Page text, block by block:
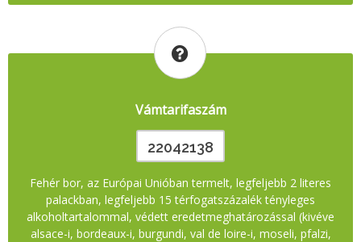
Vámtarifaszám
22042138
Fehér bor, az Európai Unióban termelt, legfeljebb 2 literes
palackban, legfeljebb 15 térfogatszázalék tényleges
alkoholtartalommal, védett eredetmeghatározással (kivéve
alsace-i, bordeaux-i, burgundi, val de loire-i, moseli, pfalzi,